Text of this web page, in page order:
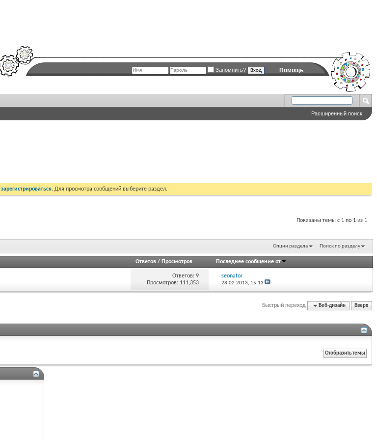
Помощь
Запомнить?
Расширенный поиск
зарегистрироваться. Для просмотра сообщений выберите раздел.
Показаны темы с 1 по 1 из 1
Опции раздела Поиск по разделу
Ответов / Просмотров Последнее сообщение от
Ответов: 9
Просмотров: 111,353
seonator
28.02.2013, 15:13
Быстрый переход Веб-дизайн Вверх